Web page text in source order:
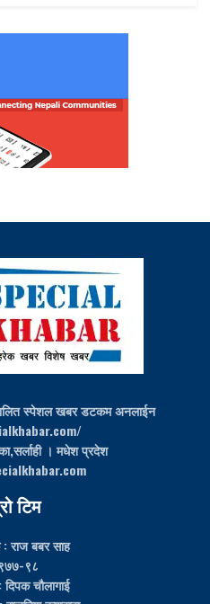
स्पेशल खबर डटकम अनलाईन
। मधेश प्रदेश
टिम
: राज बबर साह
९८
चौलागाई